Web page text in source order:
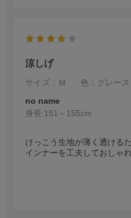
涼しげ
サイズ：Ｍ
色：グレー
no name
身長:151～155cm
けっこう生地が薄く透ける
インナーを工夫しておしゃ